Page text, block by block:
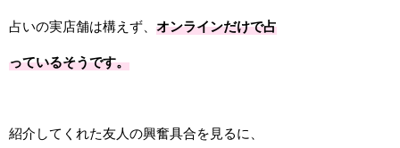
占いの実店舗は構えず、 オンラインだけで占
っているそうです。
紹介してくれた友人の興奮具合を見るに、